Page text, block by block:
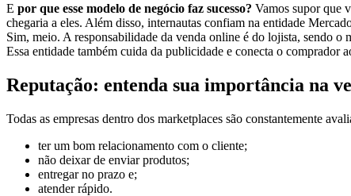
E por que esse modelo de negócio faz sucesso? Vamos supor que
chegaria a eles. Além disso, internautas confiam na entidade
Sim, meio. A responsabilidade da venda online é do lojista, sendo o
Essa entidade também cuida da publicidade e conecta o comprador
Reputação: entenda sua importância na
Todas as empresas dentro dos marketplaces são constantemente
ter um bom relacionamento com o cliente;
não deixar de enviar produtos;
entregar no prazo e;
atender rápido.